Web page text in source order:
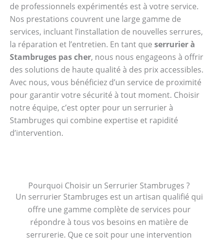
de professionnels expérimentés est à votre service.
Nos prestations couvrent une large gamme de
services, incluant l’installation de nouvelles serrures,
la réparation et l’entretien. En tant que serrurier à
Stambruges pas cher, nous nous engageons à offrir
des solutions de haute qualité à des prix accessibles.
Avec nous, vous bénéficiez d’un service de proximité
pour garantir votre sécurité à tout moment. Choisir
notre équipe, c’est opter pour un serrurier à
Stambruges qui combine expertise et rapidité
d’intervention.
Pourquoi Choisir un Serrurier Stambruges ?
Un serrurier Stambruges est un artisan qualifié qui
offre une gamme complète de services pour
répondre à tous vos besoins en matière de
serrurerie. Que ce soit pour une intervention